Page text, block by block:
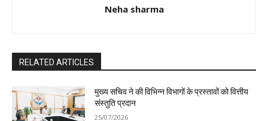
Neha sharma
RELATED ARTICLES
मुख्य सचिव ने की विभिन्न विभागों के प्रस्तावों को वित्तीय
संस्तुति प्रदान
25/07/2026